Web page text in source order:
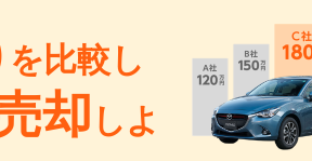
比較し
却 しよ